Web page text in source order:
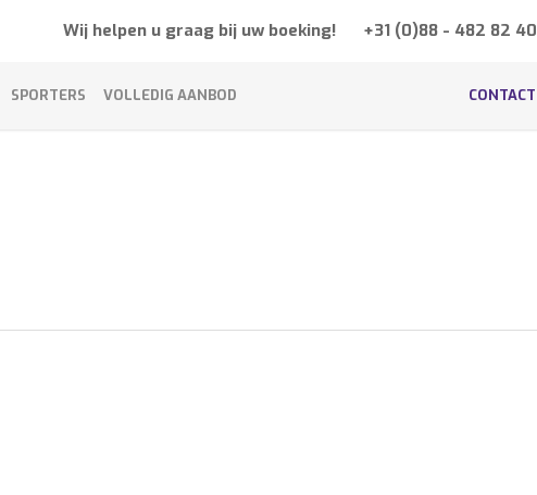
Wij helpen u graag bij uw boeking! +31 (0)88 - 482 82 40
SPORTERS VOLLEDIG AANBOD CONTACT